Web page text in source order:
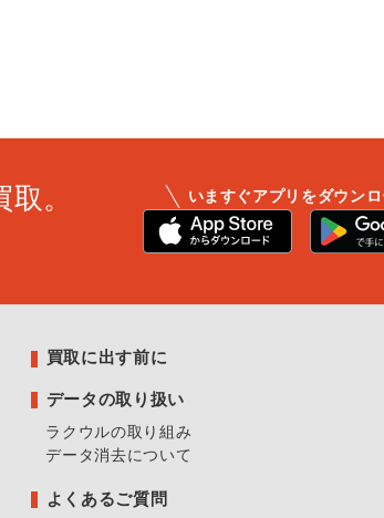
。
いますぐアプリをダウン
買取に出す前に
データの取り扱い
ラクウルの取り組み
データ消去について
よくあるご質問